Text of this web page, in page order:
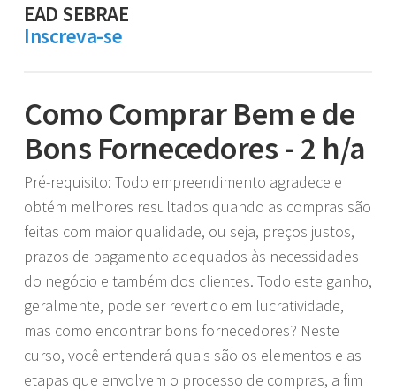
EAD SEBRAE
Inscreva-se
Como Comprar Bem e de
Bons Fornecedores - 2 h/a
Pré-requisito: Todo empreendimento agradece e
obtém melhores resultados quando as compras são
feitas com maior qualidade, ou seja, preços justos,
prazos de pagamento adequados às necessidades
do negócio e também dos clientes. Todo este ganho,
geralmente, pode ser revertido em lucratividade,
mas como encontrar bons fornecedores? Neste
curso, você entenderá quais são os elementos e as
etapas que envolvem o processo de compras, a fim